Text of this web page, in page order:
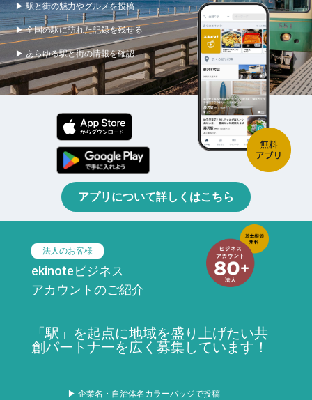
▶ 駅と街の魅力やグルメを投稿
▶ 全国の駅に訪れた記録を残せる
▶ あらゆる駅と街の情報を確認
アプリについて詳しくはこちら
法人のお客様
ekinoteビジネス
アカウントのご紹介
「駅」を起点に地域を盛り上げたい共
創パートナーを広く募集しています！
▶ 企業名・自治体名カラーバッジで投稿